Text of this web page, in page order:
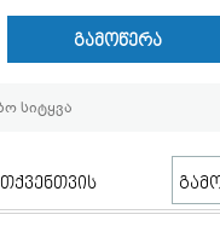
გამოწერა
თქვენთვის